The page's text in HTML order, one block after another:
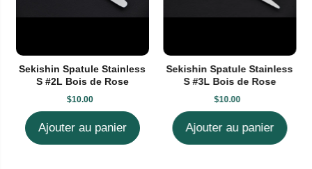
Sekishin Spatule Stainless
S #2L Bois de Rose
$10.00
Ajouter au panier
Sekishin Spatule Stainless
S #3L Bois de Rose
$10.00
Ajouter au panier